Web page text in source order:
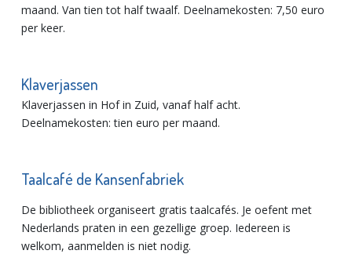
maand. Van tien tot half twaalf. Deelnamekosten: 7,50 euro
per keer.
Klaverjassen
Klaverjassen in Hof in Zuid, vanaf half acht.
Deelnamekosten: tien euro per maand.
Taalcafé de Kansenfabriek
De bibliotheek organiseert gratis taalcafés. Je oefent met
Nederlands praten in een gezellige groep. Iedereen is
welkom, aanmelden is niet nodig.